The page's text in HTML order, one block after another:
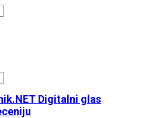
Digitalni glas